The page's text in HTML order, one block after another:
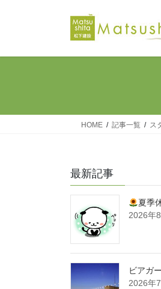
HOME 記事一覧 ス
最新記事
夏季
2026年
ビアガ
2026年